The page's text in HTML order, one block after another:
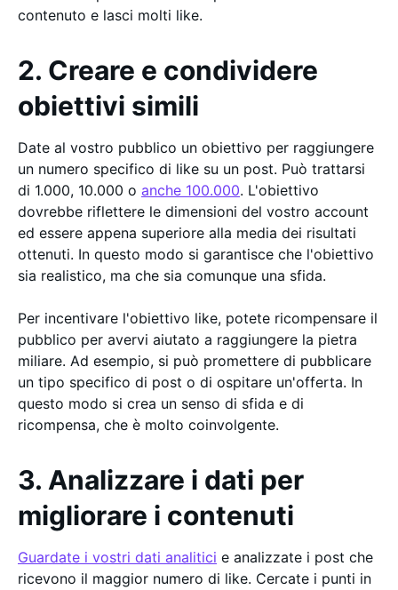
contenuto e lasci molti like.
2. Creare e condividere
obiettivi simili
Date al vostro pubblico un obiettivo per raggiungere
un numero specifico di like su un post. Può trattarsi
di 1.000, 10.000 o anche 100.000. L'obiettivo
dovrebbe riflettere le dimensioni del vostro account
ed essere appena superiore alla media dei risultati
ottenuti. In questo modo si garantisce che l'obiettivo
sia realistico, ma che sia comunque una sfida.
Per incentivare l'obiettivo like, potete ricompensare il
pubblico per avervi aiutato a raggiungere la pietra
miliare. Ad esempio, si può promettere di pubblicare
un tipo specifico di post o di ospitare un'offerta. In
questo modo si crea un senso di sfida e di
ricompensa, che è molto coinvolgente.
3. Analizzare i dati per
migliorare i contenuti
Guardate i vostri dati analitici e analizzate i post che
ricevono il maggior numero di like. Cercate i punti in